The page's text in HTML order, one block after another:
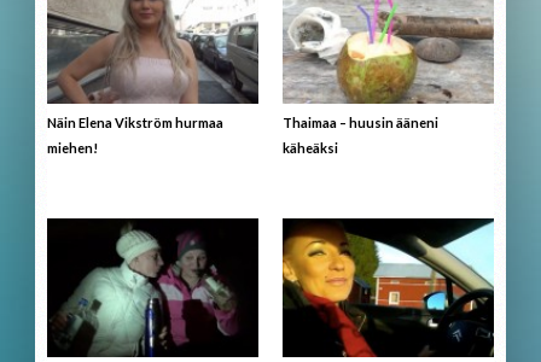
Näin Elena Vikström hurmaa
miehen!
Thaimaa – huusin ääneni
käheäksi